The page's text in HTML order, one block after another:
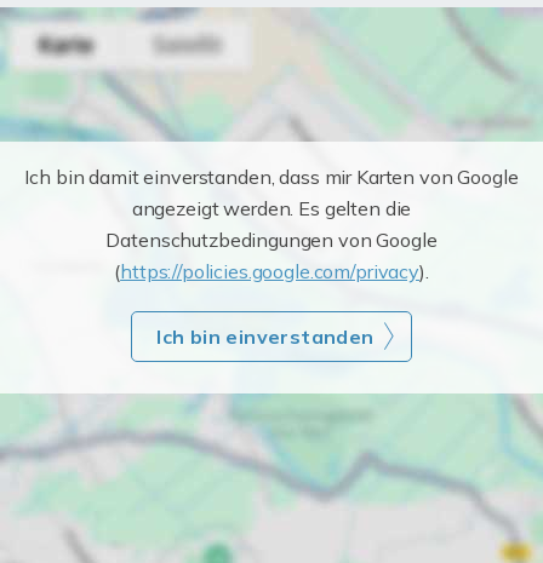
Ich bin damit einverstanden, dass mir Karten von Google
angezeigt werden. Es gelten die
Datenschutzbedingungen von Google
(https://policies.google.com/privacy).
Ich bin einverstanden